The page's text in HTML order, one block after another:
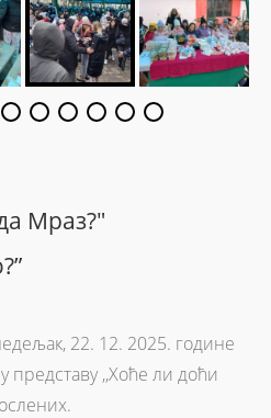
Мраз?"
22. 12. 2025. године
представу ,,Хоће ли доћи